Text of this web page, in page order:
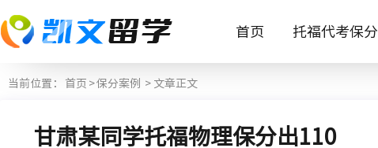
首页 托福代考保分
当前位置： 首页 >保分案例 > 文章正文
甘肃某同学托福物理保分出110